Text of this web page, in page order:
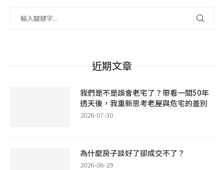
近期文章
我們是不是誤會老宅了？帶看一間50年
透天後，我重新思考老屋與危宅的差別
2026-07-30
為什麼房子談好了卻成交不了？
2026-06-29